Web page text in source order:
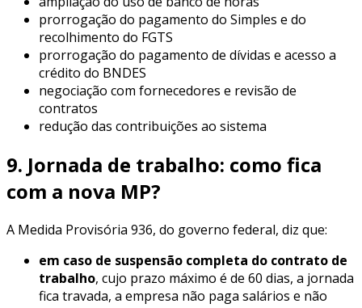
prorrogação do pagamento do Simples e do
recolhimento do FGTS
prorrogação do pagamento de dívidas e acesso a
crédito do BNDES
negociação com fornecedores e revisão de
contratos
redução das contribuições ao sistema
9. Jornada de trabalho: como fica
com a nova MP?
A Medida Provisória 936, do governo federal, diz que:
em caso de suspensão completa do contrato de
trabalho, cujo prazo máximo é de 60 dias, a jornada
fica travada, a empresa não paga salários e não